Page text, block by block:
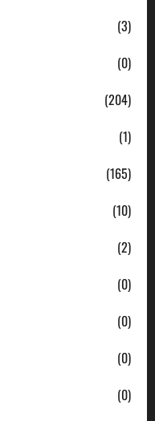
(3)
(0)
(204)
(1)
(165)
(10)
(2)
(0)
(0)
(0)
(0)